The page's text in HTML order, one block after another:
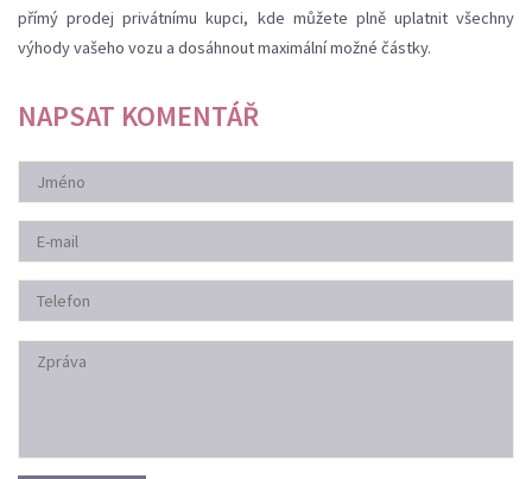
přímý prodej privátnímu kupci, kde můžete plně uplatnit všechny
výhody vašeho vozu a dosáhnout maximální možné částky.
NAPSAT KOMENTÁŘ